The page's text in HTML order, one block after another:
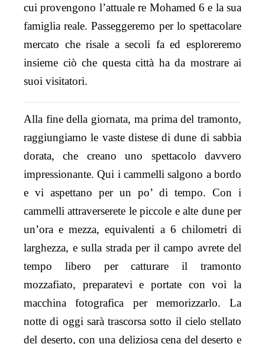
cui provengono l’attuale re Mohamed 6 e la sua
famiglia reale. Passeggeremo per lo spettacolare
mercato che risale a secoli fa ed esploreremo
insieme ciò che questa città ha da mostrare ai
suoi visitatori.
Alla fine della giornata, ma prima del tramonto,
raggiungiamo le vaste distese di dune di sabbia
dorata, che creano uno spettacolo davvero
impressionante. Qui i cammelli salgono a bordo
e vi aspettano per un po’ di tempo. Con i
cammelli attraverserete le piccole e alte dune per
un’ora e mezza, equivalenti a 6 chilometri di
larghezza, e sulla strada per il campo avrete del
tempo libero per catturare il tramonto
mozzafiato, preparatevi e portate con voi la
macchina fotografica per memorizzarlo. La
notte di oggi sarà trascorsa sotto il cielo stellato
del deserto, con una deliziosa cena del deserto e